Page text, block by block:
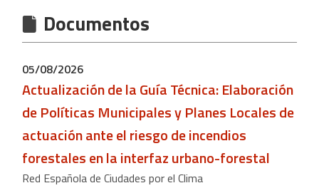
Documentos
05/08/2026
Actualización de la Guía Técnica: Elaboración
de Políticas Municipales y Planes Locales de
actuación ante el riesgo de incendios
forestales en la interfaz urbano-forestal
Red Española de Ciudades por el Clima